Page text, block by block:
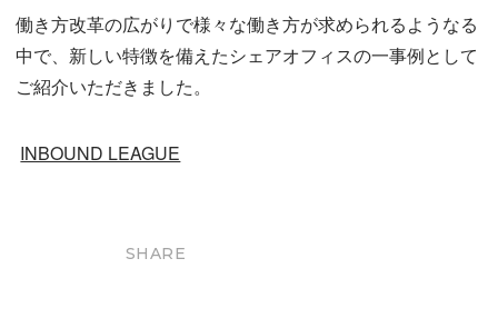
働き方改革の広がりで様々な働き方が求められるようなる
中で、新しい特徴を備えたシェアオフィスの一事例として
ご紹介いただきました。
INBOUND LEAGUE
SHARE